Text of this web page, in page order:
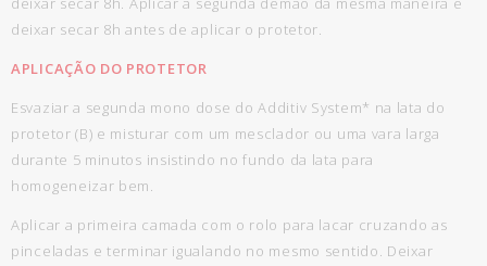
deixar secar 8h antes de aplicar o protetor.
APLICAÇÃO DO PROTETOR
Esvaziar a segunda mono dose do Additiv System* na lata do
protetor (B) e misturar com um mesclador ou uma vara larga
durante 5 minutos insistindo no fundo da lata para
homogeneizar bem.
Aplicar a primeira camada com o rolo para lacar cruzando as
pinceladas e terminar igualando no mesmo sentido. Deixar